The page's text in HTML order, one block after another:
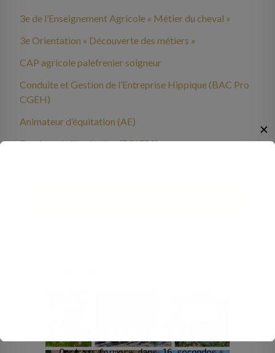
3e de l’Enseignement Agricole « Métier du cheval »
3e Orientation « Découverte des métiers »
CAP agricole palefrenier soigneur
Conduite et Gestion de l’Entreprise Hippique (BAC Pro
CGEH)
Animateur d’équitation (AE)
Enseignant d’équitation (BPJEPS)
✕